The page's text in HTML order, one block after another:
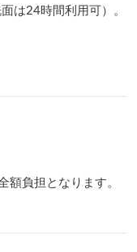
は24時間利用可）。
よりご選択くださ
負担となります。